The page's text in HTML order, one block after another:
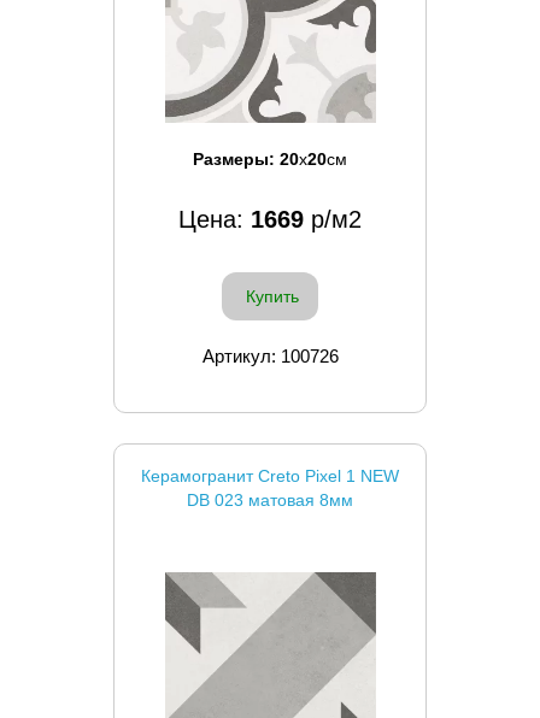
Размеры: 20x20см
Цена: 1669 р/м2
Купить
Артикул: 100726
Керамогранит Creto Pixel 1 NEW
DB 023 матовая 8мм